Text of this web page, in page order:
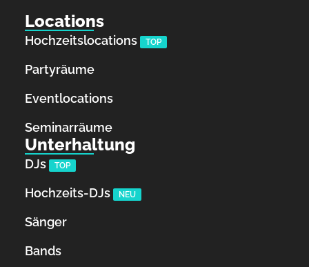
Locations
Hochzeitslocations TOP
Partyräume
Eventlocations
Seminarräume
Unterhaltung
DJs TOP
Hochzeits-DJs NEU
Sänger
Bands